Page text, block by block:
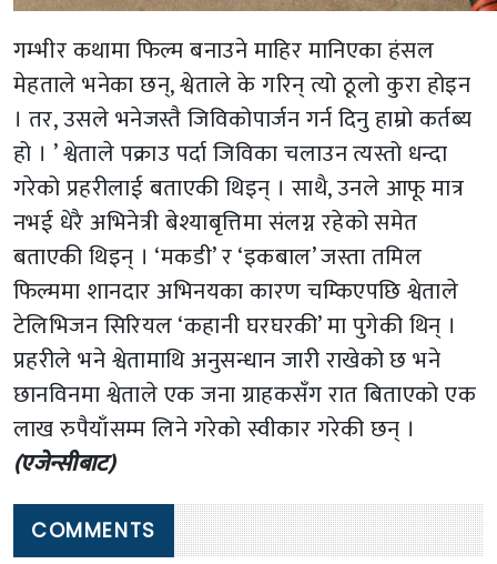
गम्भीर कथामा फिल्म बनाउने माहिर मानिएका हंसल
मेहताले भनेका छन्, श्वेताले के गरिन् त्यो ठूलो कुरा होइन
। तर, उसले भनेजस्तै जिविकोपार्जन गर्न दिनु हाम्रो कर्तब्य
हो । ’ श्वेताले पक्राउ पर्दा जिविका चलाउन त्यस्तो धन्दा
गरेको प्रहरीलाई बताएकी थिइन् । साथै, उनले आफू मात्र
नभई धेरै अभिनेत्री बेश्याबृत्तिमा संलग्न रहेको समेत
बताएकी थिइन् । ‘मकडी’ र ‘इकबाल’ जस्ता तमिल
फिल्ममा शानदार अभिनयका कारण चम्किएपछि श्वेताले
टेलिभिजन सिरियल ‘कहानी घरघरकी’ मा पुगेकी थिन् ।
प्रहरीले भने श्वेतामाथि अनुसन्धान जारी राखेको छ भने
छानविनमा श्वेताले एक जना ग्राहकसँग रात बिताएको एक
लाख रुपैयाँसम्म लिने गरेको स्वीकार गरेकी छन् ।
(एजेन्सीबाट)
COMMENTS